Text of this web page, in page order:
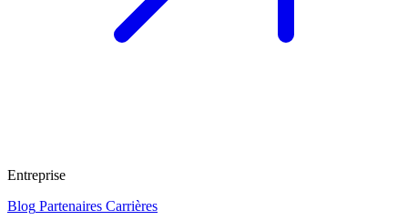
Entreprise
Blog Partenaires Carrières